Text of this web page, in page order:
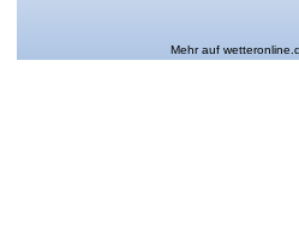
Mehr auf